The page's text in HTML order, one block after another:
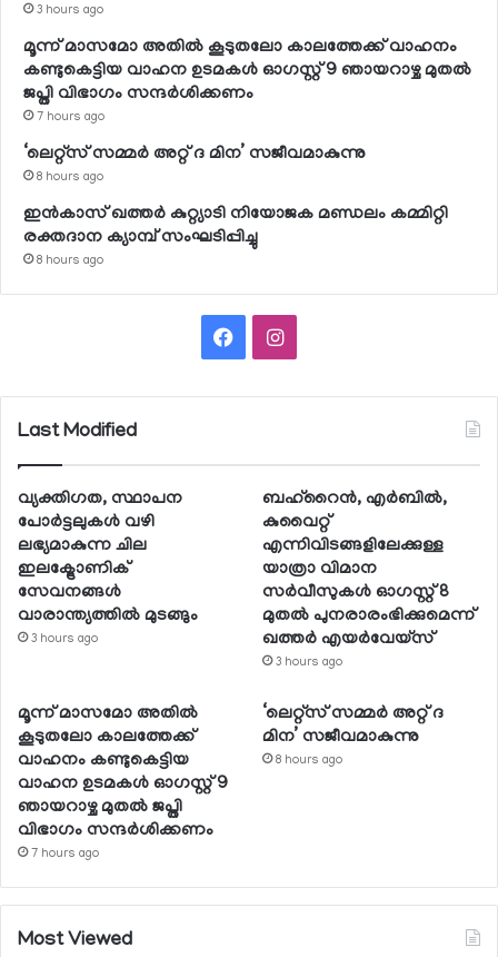
3 hours ago
മൂന്ന് മാസമോ അതില്‍ കൂടുതലോ കാലത്തേക്ക് വാഹനം
കണ്ടുകെട്ടിയ വാഹന ഉടമകള്‍ ഓഗസ്റ്റ് 9 ഞായറാഴ്ച മുതല്‍
ജപ്തി വിഭാഗം സന്ദര്‍ശിക്കണം
7 hours ago
‘ലെറ്റ്‌സ് സമ്മര്‍ അറ്റ് ദ മിന’ സജീവമാകുന്നു
8 hours ago
ഇന്‍കാസ് ഖത്തര്‍ കുറ്റ്യാടി നിയോജക മണ്ഡലം കമ്മിറ്റി
രക്തദാന ക്യാമ്പ് സംഘടിപ്പിച്ചു
8 hours ago
FacebookInstagram
Last Modified
വ്യക്തിഗത, സ്ഥാപന
പോര്‍ട്ടലുകള്‍ വഴി
ലഭ്യമാകുന്ന ചില
ഇലക്ട്രോണിക്
സേവനങ്ങള്‍
വാരാന്ത്യത്തില്‍ മുടങ്ങും
3 hours ago
ബഹ്റൈന്‍, എര്‍ബില്‍,
കുവൈറ്റ്
എന്നിവിടങ്ങളിലേക്കുള്ള
യാത്രാ വിമാന
സര്‍വീസുകള്‍ ഓഗസ്റ്റ് 8
മുതല്‍ പുനരാരംഭിക്കുമെന്ന്
ഖത്തര്‍ എയര്‍വേയ്സ്
3 hours ago
മൂന്ന് മാസമോ അതില്‍
കൂടുതലോ കാലത്തേക്ക്
വാഹനം കണ്ടുകെട്ടിയ
വാഹന ഉടമകള്‍ ഓഗസ്റ്റ് 9
ഞായറാഴ്ച മുതല്‍ ജപ്തി
വിഭാഗം സന്ദര്‍ശിക്കണം
7 hours ago
‘ലെറ്റ്‌സ് സമ്മര്‍ അറ്റ് ദ
മിന’ സജീവമാകുന്നു
8 hours ago
Most Viewed